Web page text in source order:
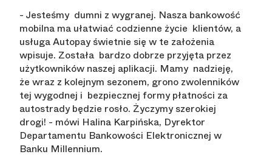
- Jesteśmy dumni z wygranej. Nasza bankowość
mobilna ma ułatwiać codzienne życie klientów, a
usługa Autopay świetnie się w te założenia
wpisuje. Została bardzo dobrze przyjęta przez
użytkowników naszej aplikacji. Mamy nadzieję,
że wraz z kolejnym sezonem, grono zwolenników
tej wygodnej i bezpiecznej formy płatności za
autostrady będzie rosło. Życzymy szerokiej
drogi! - mówi Halina Karpińska, Dyrektor
Departamentu Bankowości Elektronicznej w
Banku Millennium.